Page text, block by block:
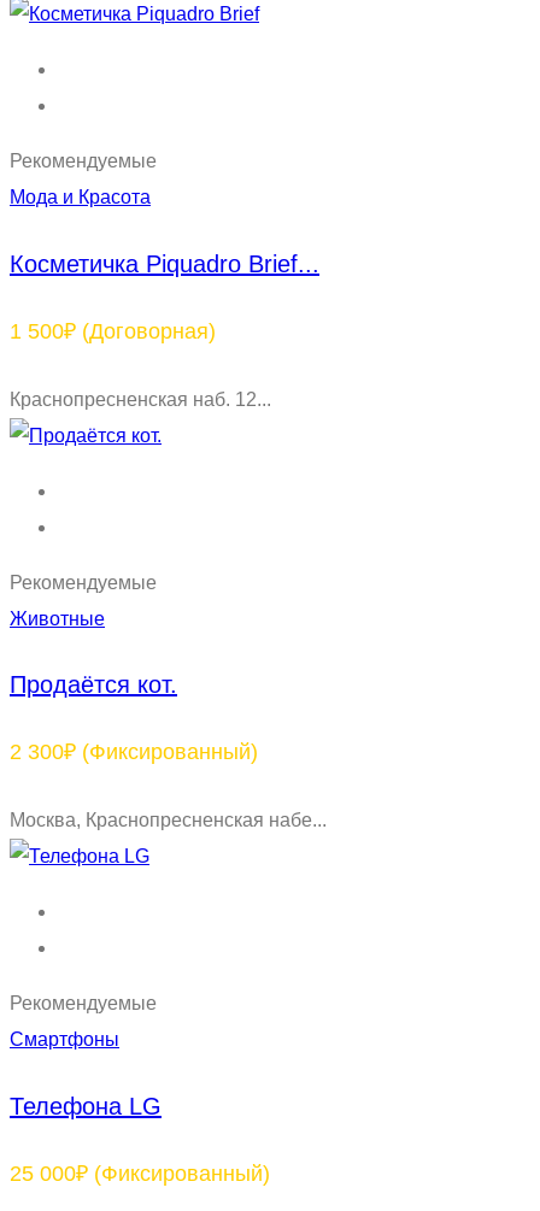
Рекомендуемые
Мода и Красота
Косметичка Piquadro Brief...
1 500₽ (Договорная)
Краснопресненская наб. 12...
Рекомендуемые
Животные
Продаётся кот.
2 300₽ (Фиксированный)
Москва, Краснопресненская набе...
Рекомендуемые
Смартфоны
Телефона LG
25 000₽ (Фиксированный)